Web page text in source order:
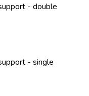
- double
- single